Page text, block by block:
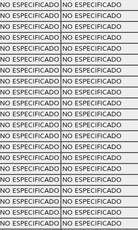
NO ESPECIFICADO NO ESPECIFICADO
NO ESPECIFICADO NO ESPECIFICADO
NO ESPECIFICADO NO ESPECIFICADO
NO ESPECIFICADO NO ESPECIFICADO
NO ESPECIFICADO NO ESPECIFICADO
NO ESPECIFICADO NO ESPECIFICADO
NO ESPECIFICADO NO ESPECIFICADO
NO ESPECIFICADO NO ESPECIFICADO
NO ESPECIFICADO NO ESPECIFICADO
NO ESPECIFICADO NO ESPECIFICADO
NO ESPECIFICADO NO ESPECIFICADO
NO ESPECIFICADO NO ESPECIFICADO
NO ESPECIFICADO NO ESPECIFICADO
NO ESPECIFICADO NO ESPECIFICADO
NO ESPECIFICADO NO ESPECIFICADO
NO ESPECIFICADO NO ESPECIFICADO
NO ESPECIFICADO NO ESPECIFICADO
NO ESPECIFICADO NO ESPECIFICADO
NO ESPECIFICADO NO ESPECIFICADO
NO ESPECIFICADO NO ESPECIFICADO
NO ESPECIFICADO NO ESPECIFICADO